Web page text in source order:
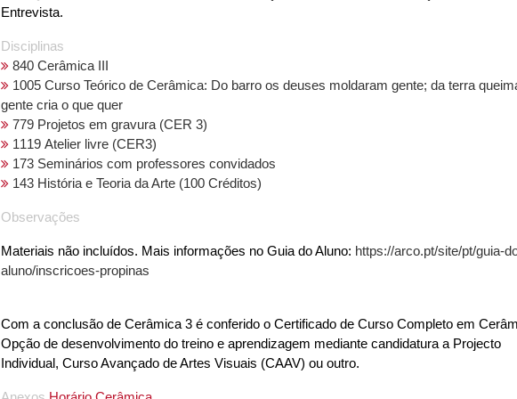
Entrevista.
Disciplinas
840 Cerâmica III
1005 Curso Teórico de Cerâmica: Do barro os deuses moldaram gente; da terra
gente cria o que quer
779 Projetos em gravura (CER 3)
1119 Atelier livre (CER3)
173 Seminários com professores convidados
143 História e Teoria da Arte (100 Créditos)
Observações
Materiais não incluídos. Mais informações no Guia do Aluno: https://arco.pt/site/pt/guia-
aluno/inscricoes-propinas
Com a conclusão de Cerâmica 3 é conferido o Certificado de Curso Completo em
Opção de desenvolvimento do treino e aprendizagem mediante candidatura a Projecto
Individual, Curso Avançado de Artes Visuais (CAAV) ou outro.